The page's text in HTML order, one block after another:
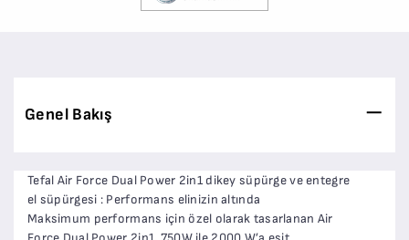
Genel Bakış
Tefal Air Force Dual Power 2in1 dikey süpürge ve entegre
el süpürgesi : Performans elinizin altında
Maksimum performans için özel olarak tasarlanan Air